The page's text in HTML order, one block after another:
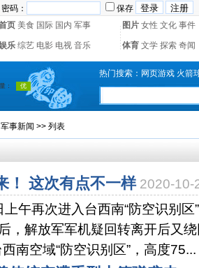
密码：
保存
页 美食 国际 国内 军事 图片 女性 文化 事件
乐 综艺 电影 电视 音乐 体育 文学 探索 奇闻
热门搜索： 网页游戏 火箭
军事新闻 >> 列表
！ 这次有点不一样 2020-10-
午再次进入台西南“防空识别区
，解放军军机疑回转离开后又
南空域“防空识别区”，高度75...